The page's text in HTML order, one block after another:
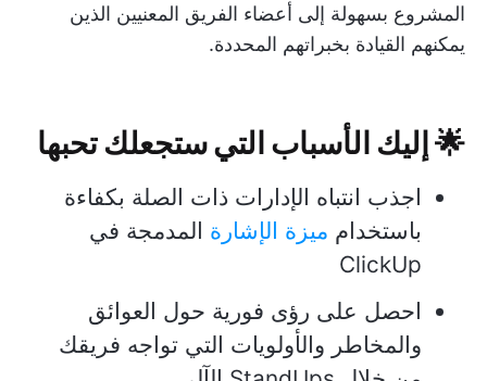
المشروع بسهولة إلى أعضاء الفريق المعنيين الذين
يمكنهم القيادة بخبراتهم المحددة.
🌟 إليك الأسباب التي ستجعلك تحبها
اجذب انتباه الإدارات ذات الصلة بكفاءة
باستخدام ميزة الإشارة المدمجة في
ClickUp
احصل على رؤى فورية حول العوائق
والمخاطر والأولويات التي تواجه فريقك